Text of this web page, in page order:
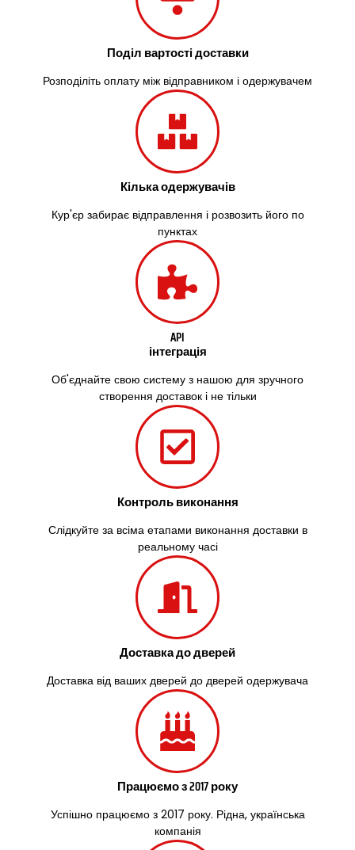
Поділ вартості доставки
Розподіліть оплату між відправником і одержувачем
Кілька одержувачів
Кур'єр забирає відправлення і розвозить його по
пунктах
API
інтеграція
Об'єднайте свою систему з нашою для зручного
створення доставок і не тільки
Контроль виконання
Слідкуйте за всіма етапами виконання доставки в
реальному часі
Доставка до дверей
Доставка від ваших дверей до дверей одержувача
Працюємо з 2017 року
Успішно працюємо з 2017 року. Рідна, українська
компанія
Знам’янка
Бармаки
Білгород-Дністровський